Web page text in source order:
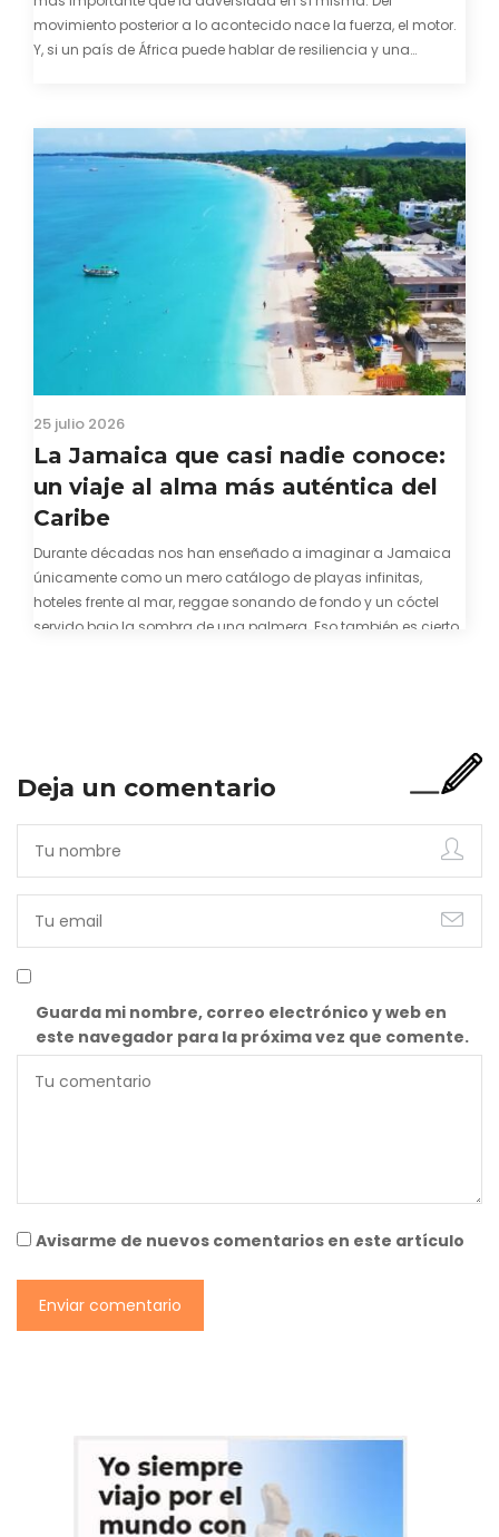
movimiento posterior a lo acontecido nace la fuerza, el motor.
Y, si un país de África puede hablar de resiliencia y una
25 julio 2026
La Jamaica que casi nadie conoce:
un viaje al alma más auténtica del
Caribe
Durante décadas nos han enseñado a imaginar a Jamaica
únicamente como un mero catálogo de playas infinitas,
hoteles frente al mar, reggae sonando de fondo y un cóctel
servido bajo la sombra de una palmera. Eso también es cierto.
Deja un comentario
Guarda mi nombre, correo electrónico y web en
este navegador para la próxima vez que comente.
Avisarme de nuevos comentarios en este artículo